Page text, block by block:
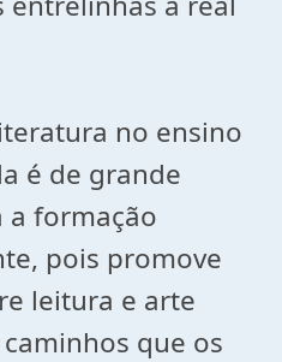
no ensino
é de grande
formação
pois promove
leitura e arte
que os